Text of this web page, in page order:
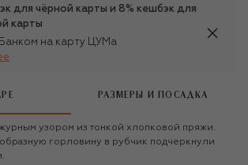
для чёрной карты и 8% кешбэк для
карты
на карту ЦУМа
РАЗМЕРЫ И ПОСАДКА
узором из тонкой хлопковой пряжи.
горловину в рубчик подчеркнули